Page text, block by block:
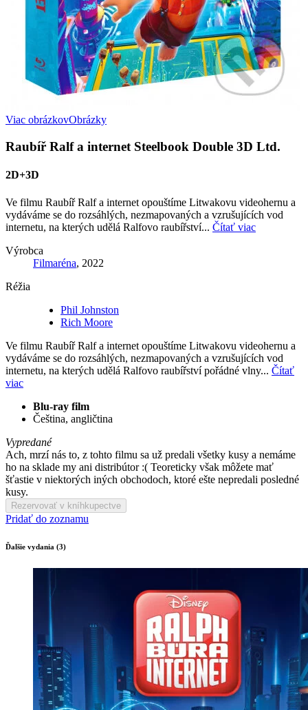
Viac obrázkovObrázky
Raubíř Ralf a internet Steelbook Double 3D Ltd.
2D+3D
Ve filmu Raubíř Ralf a internet opouštíme Litwakovu videohernu a
vydáváme se do rozsáhlých, nezmapovaných a vzrušujících vod
internetu, na kterých udělá Ralfovo raubířství... Čítať viac
Výrobca
Filmaréna, 2022
Réžia
Phil Johnston
Rich Moore
Ve filmu Raubíř Ralf a internet opouštíme Litwakovu videohernu a
vydáváme se do rozsáhlých, nezmapovaných a vzrušujících vod
internetu, na kterých udělá Ralfovo raubířství pořádné vlny... Čítať
viac
Blu-ray film
Čeština, angličtina
Vypredané
Ach, mrzí nás to, z tohto filmu sa už predali všetky kusy a nemáme
ho na sklade my ani distribútor :( Teoreticky však môžete mať
šťastie v niektorých iných obchodoch, ktoré ešte nepredali posledné
kusy.
Rezervovať v kníhkupectve
Pridať do zoznamu
Ďalšie vydania (3)